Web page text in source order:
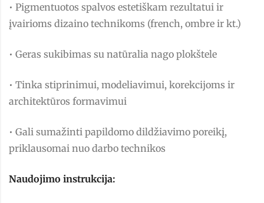
• Pigmentuotos spalvos estetiškam rezultatui ir
įvairioms dizaino technikoms (french, ombre ir kt.)
• Geras sukibimas su natūralia nago plokštele
• Tinka stiprinimui, modeliavimui, korekcijoms ir
architektūros formavimui
• Gali sumažinti papildomo dildžiavimo poreikį,
priklausomai nuo darbo technikos
Naudojimo instrukcija: